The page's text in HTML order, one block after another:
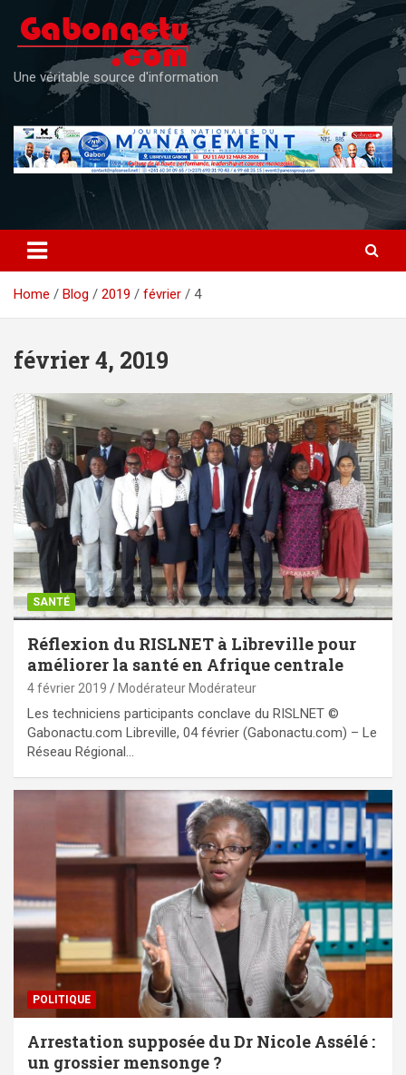
content
Une véritable source d'information
Home Blog 2019 février 4
février 4, 2019
SANTÉ
Réflexion du RISLNET à Libreville pour
améliorer la santé en Afrique centrale
4 février 2019 Modérateur Modérateur
Les techniciens participants conclave du RISLNET ©
Gabonactu.com Libreville, 04 février (Gabonactu.com) – Le
Réseau Régional…
POLITIQUE
Arrestation supposée du Dr Nicole Assélé :
un grossier mensonge ?